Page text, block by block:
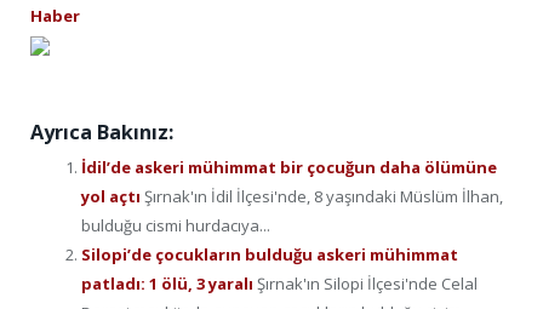
Haber
Ayrıca Bakınız:
İdil’de askeri mühimmat bir çocuğun daha ölümüne
yol açtı Şırnak'ın İdil İlçesi'nde, 8 yaşındaki Müslüm İlhan,
bulduğu cismi hurdacıya...
Silopi’de çocukların bulduğu askeri mühimmat
patladı: 1 ölü, 3 yaralı Şırnak'ın Silopi İlçesi'nde Celal